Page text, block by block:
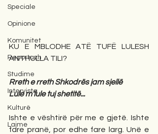
Speciale
Opinione
Komunitet
Reportazh
Studime
Intervista
Kulturë
Lajme
KU E MBLODHE ATË TUFË LULESH
ANTHULLA TILI?
Rreth e rreth Shkodrës jam sjellë
Lule m’lule tuj shetitë...
Ishte e vështirë për me e gjetë. Ishte
fare pranë, por edhe fare larg. Unë e